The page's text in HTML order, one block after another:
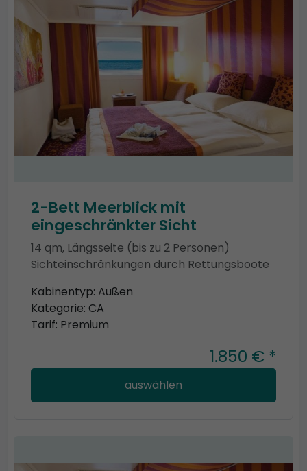
2-Bett Meerblick mit
eingeschränkter Sicht
14 qm, Längsseite (bis zu 2 Personen)
Sichteinschränkungen durch Rettungsboote
Kabinentyp: Außen
Kategorie: CA
Tarif: Premium
1.850 € *
auswählen